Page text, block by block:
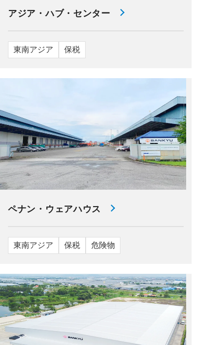
アジア・ハブ・センター
東南アジア 保税
ペナン・ウェアハウス
東南アジア 保税 危険物